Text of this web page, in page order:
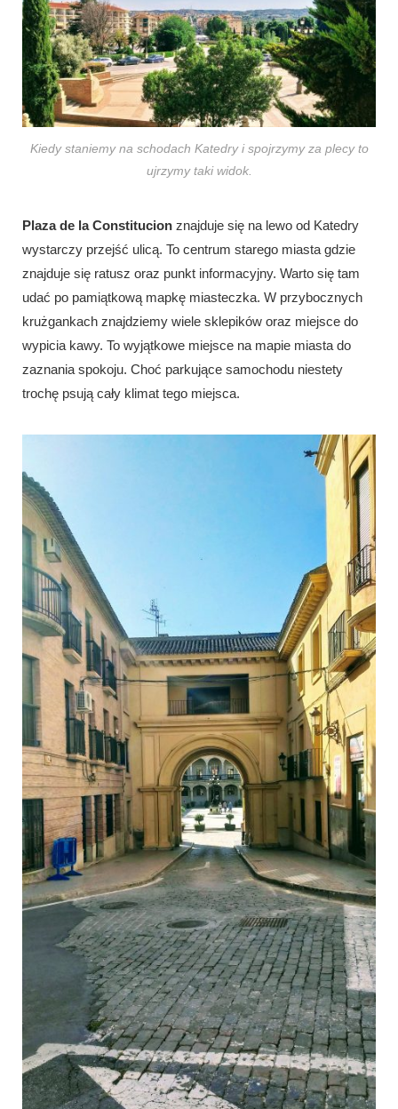
Kiedy staniemy na schodach Katedry i spojrzymy za plecy to
ujrzymy taki widok.
Plaza de la Constitucion znajduje się na lewo od Katedry
wystarczy przejść ulicą. To centrum starego miasta gdzie
znajduje się ratusz oraz punkt informacyjny. Warto się tam
udać po pamiątkową mapkę miasteczka. W przybocznych
krużgankach znajdziemy wiele sklepików oraz miejsce do
wypicia kawy. To wyjątkowe miejsce na mapie miasta do
zaznania spokoju. Choć parkujące samochodu niestety
trochę psują cały klimat tego miejsca.